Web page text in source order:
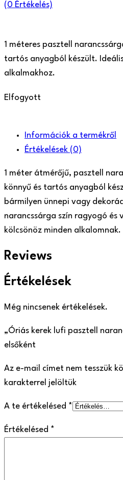
(0 Értékelés)
1 méteres pasztell
tartós anyagból készült.
alkalmakhoz.
Elfogyott
Információk a termékről
Értékelések (0)
1 méter átmérőjű, pasztell
könnyű és tartós anyagból
bármilyen ünnepi vagy
narancssárga szín ragyogó
kölcsönöz minden alkalomnak.
Reviews
Értékelések
Még nincsenek értékelések.
„Óriás kerek lufi pasztell
elsőként
Az e-mail címet nem tesszük
karakterrel jelöltük
A te értékelésed *
Értékelésed *